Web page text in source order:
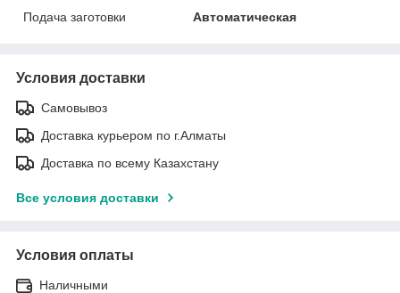
Подача заготовки
Автоматическая
Условия доставки
Самовывоз
Доставка курьером по г.Алматы
Доставка по всему Казахстану
Все условия доставки
Условия оплаты
Наличными